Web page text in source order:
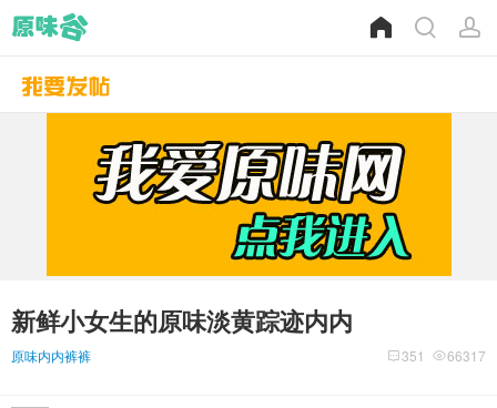
新鲜小女生的原味淡黄踪迹内内
原味内内裤裤 66317
351